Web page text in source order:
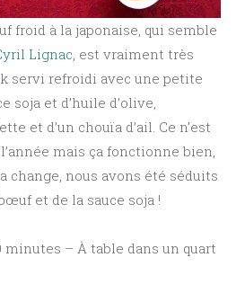
froid à la japonaise, qui semble
Lignac, est vraiment très
servi refroidi avec une petite
soja et d’huile d’olive,
et d’un chouïa d’ail. Ce n’est
mais ça fonctionne bien,
change, nous avons été séduits
et de la sauce soja !
minutes – À table dans un quart